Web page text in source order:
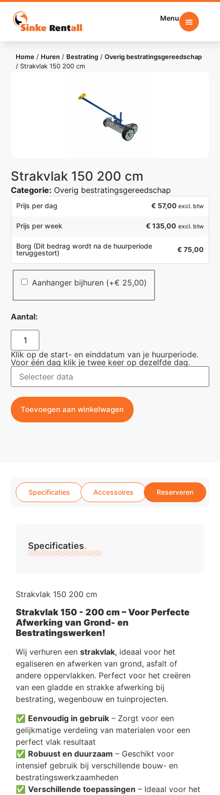
Menu
Home / Huren / Bestrating /Overig bestratingsgereedschap
/ Strakvlak 150 200 cm
Strakvlak 150 200 cm
Categorie: Overig bestratingsgereedschap
Prijs per dag € 57,00 excl. btw
Prijs per week € 135,00 excl. btw
Borg (Dit bedrag wordt na de huurperiode
teruggestort)
€ 75,00
Aanhanger bijhuren (+€ 25,00)
Aantal:
Klik op de start- en einddatum van je huurperiode.
Voor één dag klik je twee keer op dezelfde dag.
Toevoegen aan winkelwagen
Specificaties Accessoires Reserveren
Strakvlak 150 200 cm
Strakvlak 150 - 200 cm – Voor Perfecte
Afwerking van Grond- en
Bestratingswerken!
Wij verhuren eenstrakvlak, ideaal voor het
egaliseren en afwerken van grond, asfalt of
andere oppervlakken. Perfect voor het creëren
van een gladde en strakke afwerking bij
bestrating, wegenbouw en tuinprojecten.
✅ Eenvoudig in gebruik – Zorgt voor een
gelijkmatige verdeling van materialen voor een
perfect vlak resultaat
✅ Robuust en duurzaam – Geschikt voor
intensief gebruik bij verschillende bouw- en
bestratingswerkzaamheden
✅Verschillende toepassingen – Ideaal voor het
Specificaties.